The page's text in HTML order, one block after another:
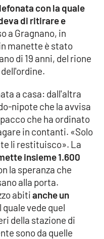
con la quale
di ritirare e
a Gragnano, in
manette è stato
di 19 anni, del rione
a casa: dall'altra
nipote che la avvisa
che ha ordinato
in contanti. «Solo
li restituisco». La
insieme 1.600
la speranza che
alla porta.
abitianche un
quale vede quel
della stazione di
sono da quelle